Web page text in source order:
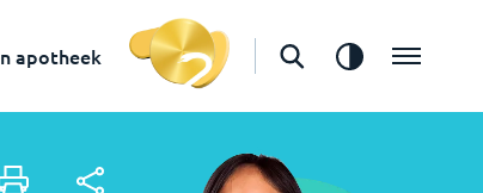
apotheek Vind een apotheek